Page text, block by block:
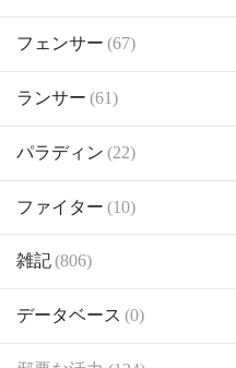
フェンサー (67)
ランサー (61)
パラディン (22)
ファイター (10)
雑記(806)
データベース (0)